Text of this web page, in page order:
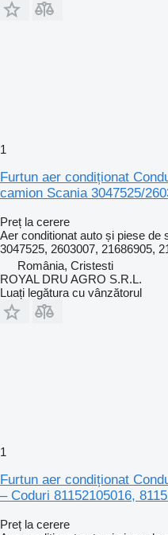
1
Furtun aer condiționat
camion Scania 3047525/
Preț la cerere
Aer conditionat auto și piese de
3047525, 2603007, 21686905,
România, Cristesti
ROYAL DRU AGRO S.R.L.
Luați legătura cu vânzătorul
1
Furtun aer condiționat
– Coduri 81152105016,
Preț la cerere